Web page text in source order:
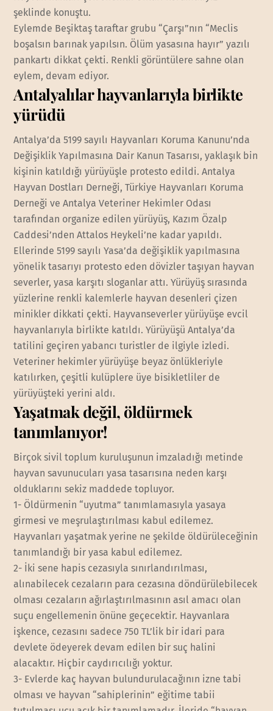
şeklinde konuştu.
Eylemde Beşiktaş taraftar grubu “Çarşı”nın “Meclis
boşalsın barınak yapılsın. Ölüm yasasına hayır” yazılı
pankartı dikkat çekti. Renkli görüntülere sahne olan
eylem, devam ediyor.
Antalyalılar hayvanlarıyla birlikte
yürüdü
Antalya’da 5199 sayılı Hayvanları Koruma Kanunu’nda
Değişiklik Yapılmasına Dair Kanun Tasarısı, yaklaşık bin
kişinin katıldığı yürüyüşle protesto edildi. Antalya
Hayvan Dostları Derneği, Türkiye Hayvanları Koruma
Derneği ve Antalya Veteriner Hekimler Odası
tarafından organize edilen yürüyüş, Kazım Özalp
Caddesi’nden Attalos Heykeli’ne kadar yapıldı.
Ellerinde 5199 sayılı Yasa’da değişiklik yapılmasına
yönelik tasarıyı protesto eden dövizler taşıyan hayvan
severler, yasa karşıtı sloganlar attı. Yürüyüş sırasında
yüzlerine renkli kalemlerle hayvan desenleri çizen
minikler dikkati çekti. Hayvanseverler yürüyüşe evcil
hayvanlarıyla birlikte katıldı. Yürüyüşü Antalya’da
tatilini geçiren yabancı turistler de ilgiyle izledi.
Veteriner hekimler yürüyüşe beyaz önlükleriyle
katılırken, çeşitli kulüplere üye bisikletliler de
yürüyüşteki yerini aldı.
Yaşatmak değil, öldürmek
tanımlanıyor!
Birçok sivil toplum kuruluşunun imzaladığı metinde
hayvan savunucuları yasa tasarısına neden karşı
olduklarını sekiz maddede topluyor.
1- Öldürmenin “uyutma” tanımlamasıyla yasaya
girmesi ve meşrulaştırılması kabul edilemez.
Hayvanları yaşatmak yerine ne şekilde öldürüleceğinin
tanımlandığı bir yasa kabul edilemez.
2- İki sene hapis cezasıyla sınırlandırılması,
alınabilecek cezaların para cezasına döndürülebilecek
olması cezaların ağırlaştırılmasının asıl amacı olan
suçu engellemenin önüne geçecektir. Hayvanlara
işkence, cezasını sadece 750 TL’lik bir idari para
devlete ödeyerek devam edilen bir suç halini
alacaktır. Hiçbir caydırıcılığı yoktur.
3- Evlerde kaç hayvan bulundurulacağının izne tabi
olması ve hayvan “sahiplerinin” eğitime tabii